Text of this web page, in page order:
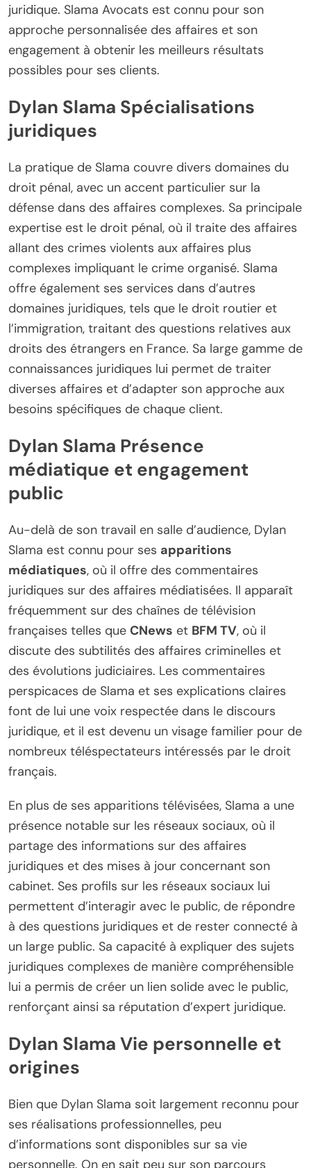
juridique. Slama Avocats est connu pour son
approche personnalisée des affaires et son
engagement à obtenir les meilleurs résultats
possibles pour ses clients.
Dylan Slama Spécialisations
juridiques
La pratique de Slama couvre divers domaines du
droit pénal, avec un accent particulier sur la
défense dans des affaires complexes. Sa principale
expertise est le droit pénal, où il traite des affaires
allant des crimes violents aux affaires plus
complexes impliquant le crime organisé. Slama
offre également ses services dans d’autres
domaines juridiques, tels que le droit routier et
l’immigration, traitant des questions relatives aux
droits des étrangers en France. Sa large gamme de
connaissances juridiques lui permet de traiter
diverses affaires et d’adapter son approche aux
besoins spécifiques de chaque client.
Dylan Slama Présence
médiatique et engagement
public
Au-delà de son travail en salle d’audience, Dylan
Slama est connu pour ses apparitions
médiatiques, où il offre des commentaires
juridiques sur des affaires médiatisées. Il apparaît
fréquemment sur des chaînes de télévision
françaises telles que CNews et BFM TV, où il
discute des subtilités des affaires criminelles et
des évolutions judiciaires. Les commentaires
perspicaces de Slama et ses explications claires
font de lui une voix respectée dans le discours
juridique, et il est devenu un visage familier pour de
nombreux téléspectateurs intéressés par le droit
français.
En plus de ses apparitions télévisées, Slama a une
présence notable sur les réseaux sociaux, où il
partage des informations sur des affaires
juridiques et des mises à jour concernant son
cabinet. Ses profils sur les réseaux sociaux lui
permettent d’interagir avec le public, de répondre
à des questions juridiques et de rester connecté à
un large public. Sa capacité à expliquer des sujets
juridiques complexes de manière compréhensible
lui a permis de créer un lien solide avec le public,
renforçant ainsi sa réputation d’expert juridique.
Dylan Slama Vie personnelle et
origines
Bien que Dylan Slama soit largement reconnu pour
ses réalisations professionnelles, peu
d’informations sont disponibles sur sa vie
personnelle. On en sait peu sur son parcours